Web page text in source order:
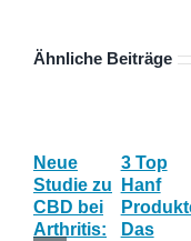
Ähnliche Beiträge
Neue
Studie zu
CBD bei
Arthritis:
3 Top
Hanf
Das